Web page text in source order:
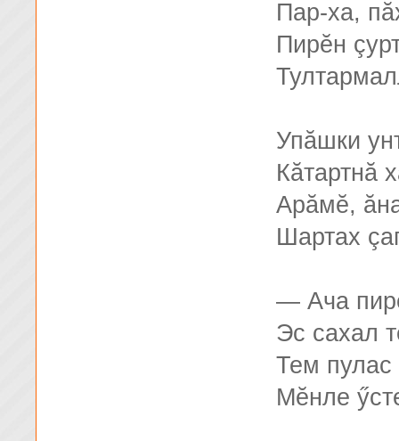
Пар-ха,
Пирĕн
Упăшки
Кăтартнă
Арăмĕ,
Шартах
— Ача
Эс сахал
Тем
Мĕнле